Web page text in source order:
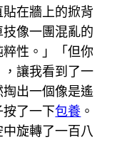
在牆上的掀背
像一團混亂的
性。」「但你
讓我看到了一
出一個像是遙
按了一下包養 。
旋轉了一百八